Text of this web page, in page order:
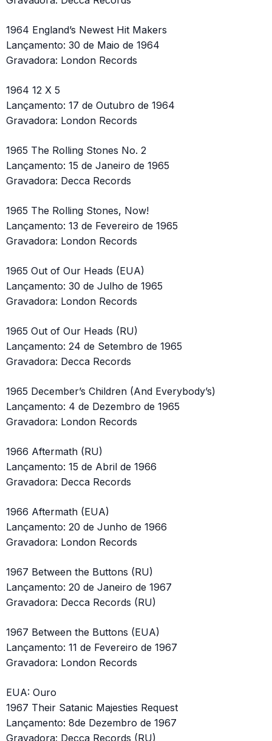
1964 England’s Newest Hit Makers
Lançamento: 30 de Maio de 1964
Gravadora: London Records
1964 12 X 5
Lançamento: 17 de Outubro de 1964
Gravadora: London Records
1965 The Rolling Stones No. 2
Lançamento: 15 de Janeiro de 1965
Gravadora: Decca Records
1965 The Rolling Stones, Now!
Lançamento: 13 de Fevereiro de 1965
Gravadora: London Records
1965 Out of Our Heads (EUA)
Lançamento: 30 de Julho de 1965
Gravadora: London Records
1965 Out of Our Heads (RU)
Lançamento: 24 de Setembro de 1965
Gravadora: Decca Records
1965 December’s Children (And Everybody’s)
Lançamento: 4 de Dezembro de 1965
Gravadora: London Records
1966 Aftermath (RU)
Lançamento: 15 de Abril de 1966
Gravadora: Decca Records
1966 Aftermath (EUA)
Lançamento: 20 de Junho de 1966
Gravadora: London Records
1967 Between the Buttons (RU)
Lançamento: 20 de Janeiro de 1967
Gravadora: Decca Records (RU)
1967 Between the Buttons (EUA)
Lançamento: 11 de Fevereiro de 1967
Gravadora: London Records
EUA: Ouro
1967 Their Satanic Majesties Request
Lançamento: 8de Dezembro de 1967
Gravadora: Decca Records (RU)